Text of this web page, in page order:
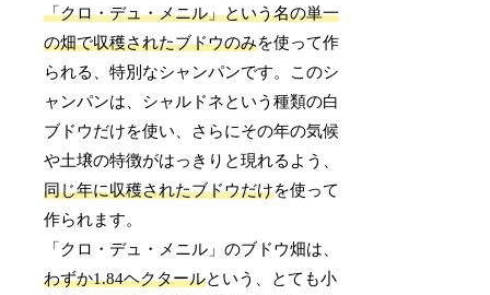
「クロ・デュ・メニル」という名の単一
の畑で収穫されたブドウのみを使って作
られる、特別なシャンパンです。このシ
ャンパンは、シャルドネという種類の白
ブドウだけを使い、さらにその年の気候
や土壌の特徴がはっきりと現れるよう、
同じ年に収穫されたブドウだけを使って
作られます。
「クロ・デュ・メニル」のブドウ畑は、
わずか1.84ヘクタールという、とても小